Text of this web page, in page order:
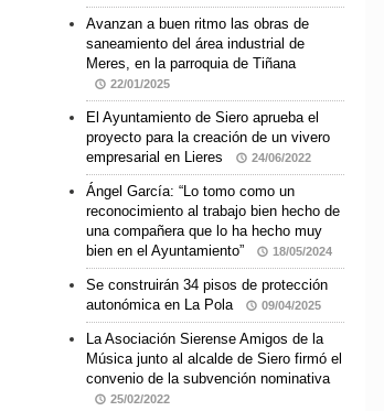
Avanzan a buen ritmo las obras de
saneamiento del área industrial de
Meres, en la parroquia de Tiñana
22/01/2025
El Ayuntamiento de Siero aprueba el
proyecto para la creación de un vivero
empresarial en Lieres
24/06/2022
Ángel García: “Lo tomo como un
reconocimiento al trabajo bien hecho de
una compañera que lo ha hecho muy
bien en el Ayuntamiento”
18/05/2024
Se construirán 34 pisos de protección
autonómica en La Pola
09/04/2025
La Asociación Sierense Amigos de la
Música junto al alcalde de Siero firmó el
convenio de la subvención nominativa
25/02/2022